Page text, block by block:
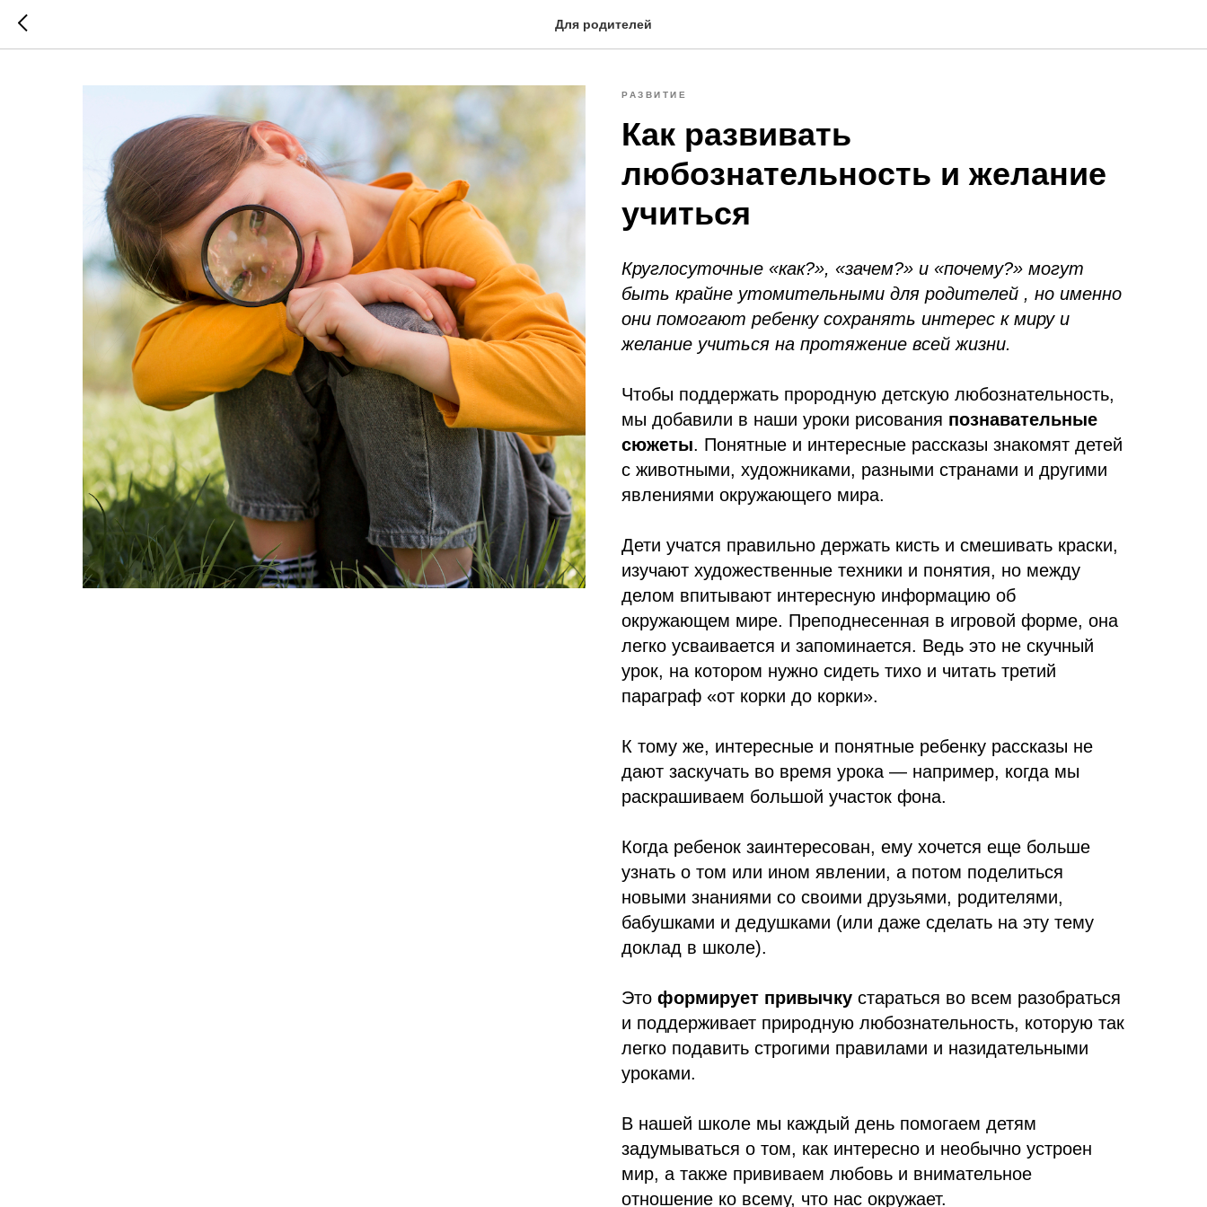
Для родителей
РАЗВИТИЕ
Как развивать
любознательность и желание
учиться
Круглосуточные «как?», «зачем?» и «почему?» могут
быть крайне утомительными для родителей , но именно
они помогают ребенку сохранять интерес к миру и
желание учиться на протяжение всей жизни.
Чтобы поддержать прородную детскую любознательность,
мы добавили в наши уроки рисования познавательные
сюжеты. Понятные и интересные рассказы знакомят детей
с животными, художниками, разными странами и другими
явлениями окружающего мира.
Дети учатся правильно держать кисть и смешивать краски,
изучают художественные техники и понятия, но между
делом впитывают интересную информацию об
окружающем мире. Преподнесенная в игровой форме, она
легко усваивается и запоминается. Ведь это не скучный
урок, на котором нужно сидеть тихо и читать третий
параграф «от корки до корки».
К тому же, интересные и понятные ребенку рассказы не
дают заскучать во время урока — например, когда мы
раскрашиваем большой участок фона.
Когда ребенок заинтересован, ему хочется еще больше
узнать о том или ином явлении, а потом поделиться
новыми знаниями со своими друзьями, родителями,
бабушками и дедушками (или даже сделать на эту тему
доклад в школе).
Это формирует привычку стараться во всем разобраться
и поддерживает природную любознательность, которую так
легко подавить строгими правилами и назидательными
уроками.
В нашей школе мы каждый день помогаем детям
задумываться о том, как интересно и необычно устроен
мир, а также прививаем любовь и внимательное
отношение ко всему, что нас окружает.